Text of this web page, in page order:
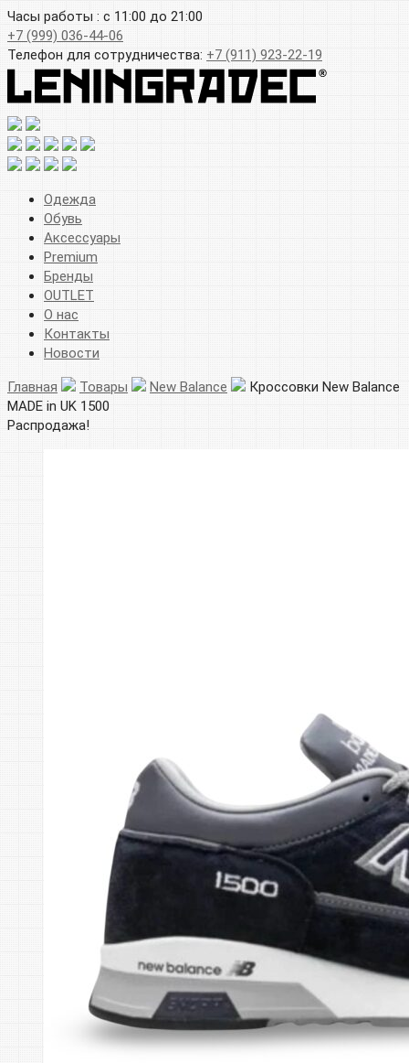
Часы работы : с 11:00 до 21:00
+7 (999) 036-44-06
Телефон для сотрудничества: +7 (911) 923-22-19
Одежда
Обувь
Аксессуары
Premium
Бренды
OUTLET
О нас
Контакты
Новости
Главная Товары New Balance
Кроссовки New Balance
MADE in UK 1500
Распродажа!